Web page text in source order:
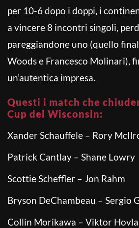
per 10-6 dopo i doppi, i
a vincere 8 incontri singoli,
pareggiandone uno (quello
Woods e Francesco Molinari),
un’autentica impresa.
Questi i match che
Cup del Wisconsin:
Xander Schauffele – Rory
Patrick Cantlay – Shane Lowry
Scottie Scheffler – Jon Rahm
Bryson DeChambeau – Sergio
Collin Morikawa – Viktor